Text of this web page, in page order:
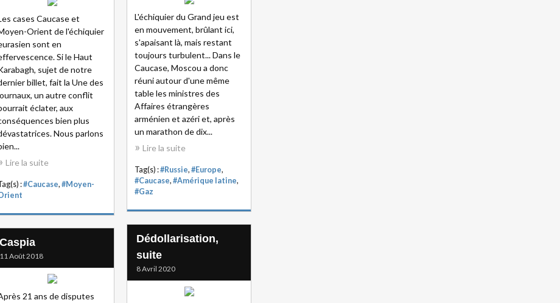
L'échiquier du Grand jeu est
en mouvement, brûlant ici,
s'apaisant là, mais restant
toujours turbulent... Dans le
Caucase, Moscou a donc
réuni autour d'une même
table les ministres des
Affaires étrangères
arménien et azéri et, après
un marathon de dix...
Lire la suite
Tag(s) :#Russie, #Europe,
#Caucase, #Amérique latine,
#Gaz
cases Caucase et
Orient de l'échiquier
sont en
Si le Haut
sujet de notre
billet, fait la Une des
un autre conflit
éclater, aux
bien plus
Nous parlons
Lire la suite
:#Caucase, #Moyen-
Dédollarisation,
suite
8 Avril 2020
Caspia
11 Août 2018
21 ans de disputes